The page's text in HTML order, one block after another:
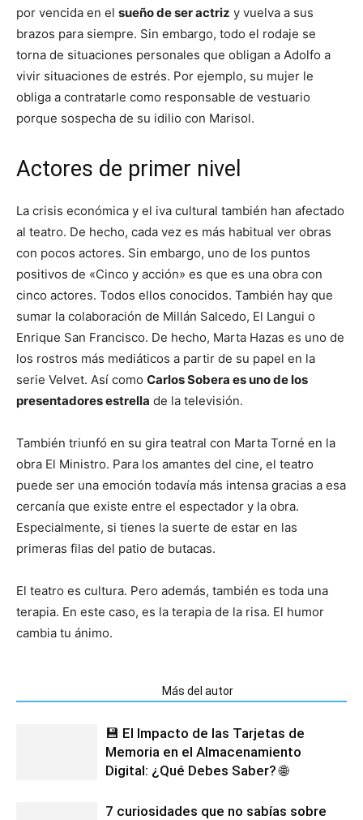
por vencida en el sueño de ser actriz y vuelva a sus
brazos para siempre. Sin embargo, todo el rodaje se
torna de situaciones personales que obligan a Adolfo a
vivir situaciones de estrés. Por ejemplo, su mujer le
obliga a contratarle como responsable de vestuario
porque sospecha de su idilio con Marisol.
Actores de primer nivel
La crisis económica y el iva cultural también han afectado
al teatro. De hecho, cada vez es más habitual ver obras
con pocos actores. Sin embargo, uno de los puntos
positivos de «Cinco y acción» es que es una obra con
cinco actores. Todos ellos conocidos. También hay que
sumar la colaboración de Millán Salcedo, El Langui o
Enrique San Francisco. De hecho, Marta Hazas es uno de
los rostros más mediáticos a partir de su papel en la
serie Velvet. Así como Carlos Sobera es uno de los
presentadores estrella de la televisión.
También triunfó en su gira teatral con Marta Torné en la
obra El Ministro. Para los amantes del cine, el teatro
puede ser una emoción todavía más intensa gracias a esa
cercanía que existe entre el espectador y la obra.
Especialmente, si tienes la suerte de estar en las
primeras filas del patio de butacas.
El teatro es cultura. Pero además, también es toda una
terapia. En este caso, es la terapia de la risa. El humor
cambia tu ánimo.
Más del autor
💾 El Impacto de las Tarjetas de
Memoria en el Almacenamiento
Digital: ¿Qué Debes Saber? 🌐
7 curiosidades que no sabías sobre